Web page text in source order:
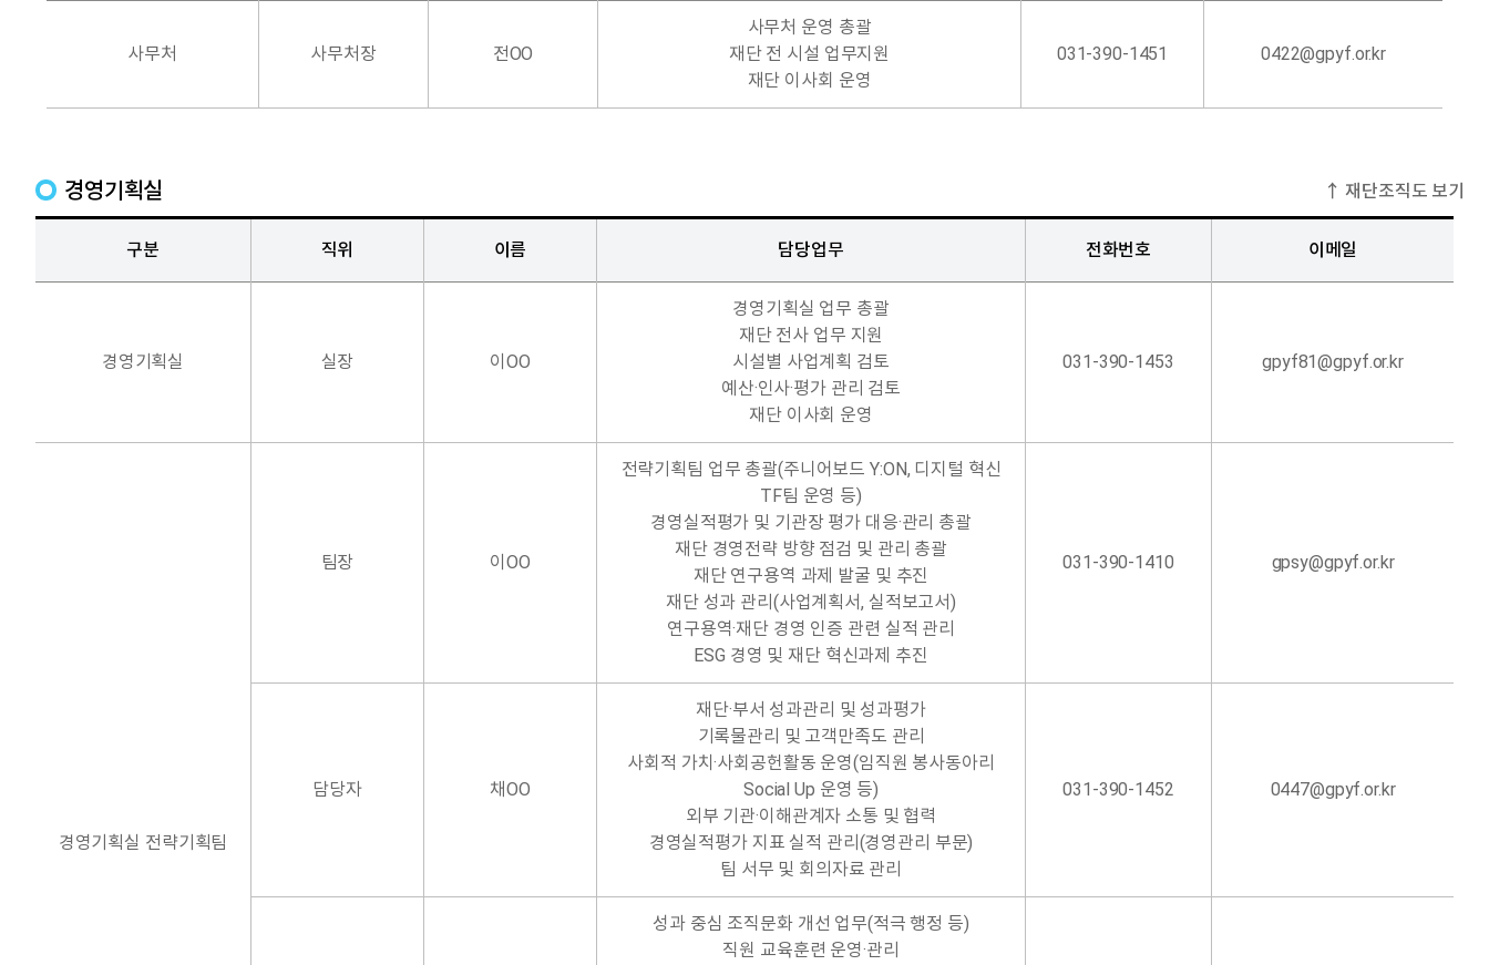
사무처 사무처장 전OO
사무처 운영 총괄
재단 전 시설 업무지원
재단 이사회 운영
031-390-1451 0422@gpyf.or.kr
경영기획실 ↑ 재단조직도 보기
구분 직위 이름 담당업무 전화번호 이메일
경영기획실 실장 이OO
경영기획실 업무 총괄
재단 전사 업무 지원
시설별 사업계획 검토
예산·인사·평가 관리 검토
재단 이사회 운영
031-390-1453 gpyf81@gpyf.or.kr
경영기획실 전략기획팀
팀장 이OO
전략기획팀 업무 총괄(주니어보드 Y:ON, 디지털 혁신
TF팀 운영 등)
경영실적평가 및 기관장 평가 대응·관리 총괄
재단 경영전략 방향 점검 및 관리 총괄
재단 연구용역 과제 발굴 및 추진
재단 성과 관리(사업계획서, 실적보고서)
연구용역·재단 경영 인증 관련 실적 관리
ESG 경영 및 재단 혁신과제 추진
031-390-1410 gpsy@gpyf.or.kr
담당자 채OO
재단·부서 성과관리 및 성과평가
기록물관리 및 고객만족도 관리
사회적 가치·사회공헌활동 운영(임직원 봉사동아리
Social Up 운영 등)
외부 기관·이해관계자 소통 및 협력
경영실적평가 지표 실적 관리(경영관리 부문)
팀 서무 및 회의자료 관리
031-390-1452 0447@gpyf.or.kr
성과 중심 조직문화 개선 업무(적극 행정 등)
직원 교육훈련 운영·관리